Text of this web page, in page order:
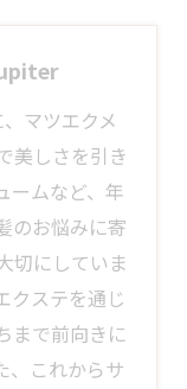
マツエクメ
美しさを引き
ームなど、年
のお悩みに寄
切にしていま
クステを通じ
まで前向きに
、これからサ